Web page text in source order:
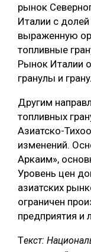
рынок
Италии с
выраженную
топливные
Рынок Италии
гранулы и
Другим
топливных
Азиатско-
изменений.
Аркаим»,
Уровень цен
азиатских
ограничен
предприятия
Текст: